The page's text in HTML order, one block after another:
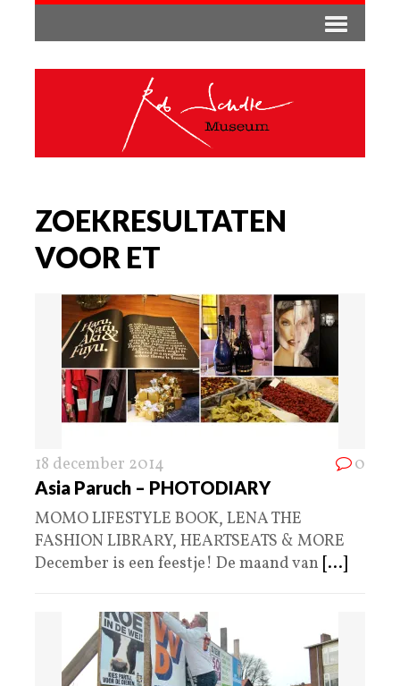
ZOEKRESULTATEN
VOOR ET
18 december 2014 0
Asia Paruch – PHOTODIARY
MOMO LIFESTYLE BOOK, LENA THE
FASHION LIBRARY, HEARTSEATS & MORE
December is een feestje! De maand van [...]